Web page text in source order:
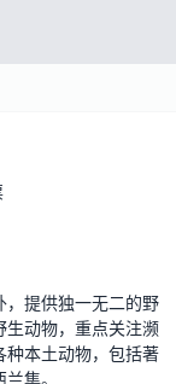
提供独一无二的野
动物，重点关注濒
本土动物，包括著
隼。